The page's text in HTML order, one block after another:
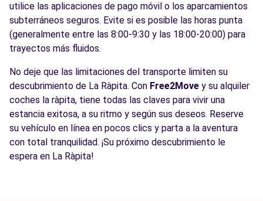
utilice las aplicaciones de pago móvil o los aparcamientos
subterráneos seguros. Evite si es posible las horas punta
(generalmente entre las 8:00-9:30 y las 18:00-20:00) para
trayectos más fluidos.
No deje que las limitaciones del transporte limiten su
descubrimiento de La Ràpita. Con Free2Move y su alquiler
coches la ràpita, tiene todas las claves para vivir una
estancia exitosa, a su ritmo y según sus deseos. Reserve
su vehículo en línea en pocos clics y parta a la aventura
con total tranquilidad. ¡Su próximo descubrimiento le
espera en La Ràpita!